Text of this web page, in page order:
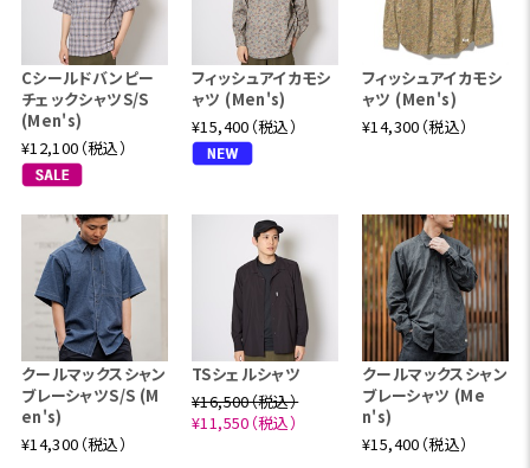
Cシールドバンピー
チェックシャツS/S
(Men's)
¥12,100（税込）
フィッシュアイカモシ
ャツ (Men's)
¥15,400（税込）
フィッシュアイカモシ
ャツ (Men's)
¥14,300（税込）
クールマックスシャン
ブレーシャツS/S (M
en's)
¥14,300（税込）
TSシェルシャツ
¥16,500（税込）
¥11,550（税込）
クールマックスシャン
ブレーシャツ (Me
n's)
¥15,400（税込）